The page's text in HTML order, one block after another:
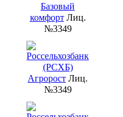
Базовый
комфорт Лиц.
№3349
Агророст Лиц.
№3349